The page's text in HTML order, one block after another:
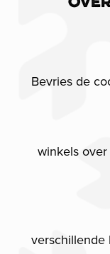
Bevries de
winkels
verschillende